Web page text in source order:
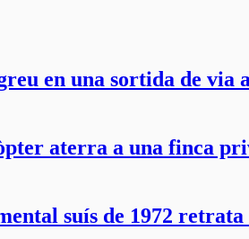
en una sortida de via
aterra a una finca
suís de 1972